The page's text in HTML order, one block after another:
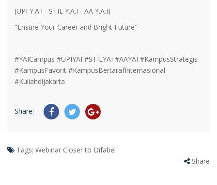
(UPI Y.A.I - STIE Y.A.I - AA Y.A.I)
"Ensure Your Career and Bright Future"
#YAICampus #UPIYAI #STIEYAI #AAYAI #KampusStrategis
#KampusFavorit #KampusBertarafInternasional
#Kuliahdijakarta
Share:
Tags: Webinar Closer to Difabel
Share